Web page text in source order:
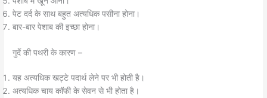
पेट दर्द के साथ बहुत अत्यधिक पसीना होना।
बार-बार पेशाब की इच्छा होना।
गुर्दे की पथरी के कारण –
यह अत्यधिक खट्टे पदार्थ लेने पर भी होती है।
अत्यधिक चाय कॉफी के सेवन से भी होता है।